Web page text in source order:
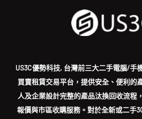
US3C優勢科技, 台灣前三大二手電腦/
買賣租賃交易平台，提供安全、便利的
人及企業設計完整的產品汰換回收流程
報價與市區收購服務。對於全新或二手